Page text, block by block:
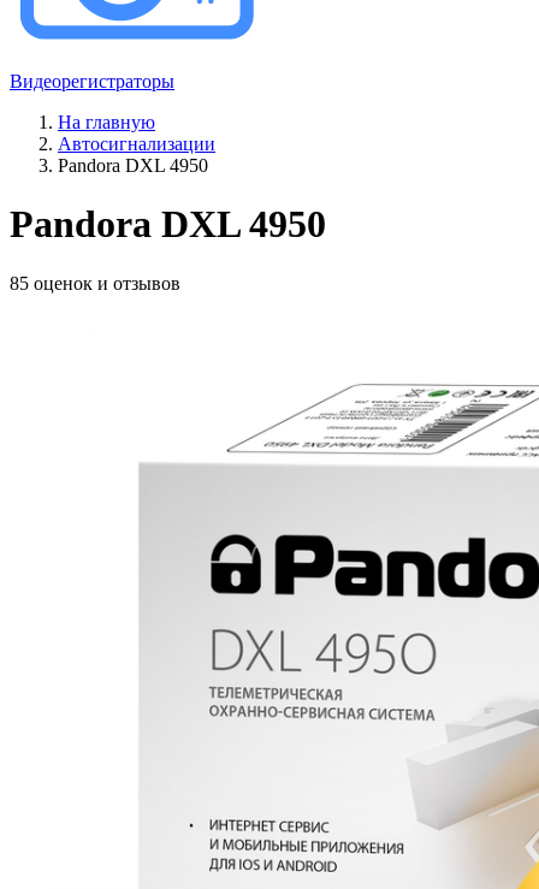
Видеорегистраторы
На главную
Автосигнализации
Pandora DXL 4950
Pandora DXL 4950
85 оценок и отзывов